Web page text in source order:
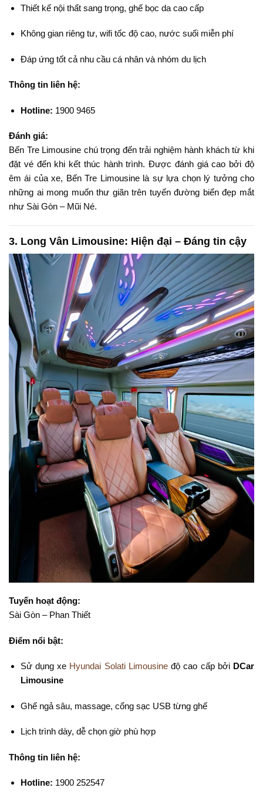
Thiết kế nội thất sang trọng, ghế bọc da cao cấp
Không gian riêng tư, wifi tốc độ cao, nước suối miễn phí
Đáp ứng tốt cả nhu cầu cá nhân và nhóm du lịch
Thông tin liên hệ:
Hotline: 1900 9465
Đánh giá:
Bến Tre Limousine chú trọng đến trải nghiệm hành khách từ khi
đặt vé đến khi kết thúc hành trình. Được đánh giá cao bởi độ
êm ái của xe, Bến Tre Limousine là sự lựa chọn lý tưởng cho
những ai mong muốn thư giãn trên tuyến đường biển đẹp mắt
như Sài Gòn – Mũi Né.
3. Long Vân Limousine: Hiện đại – Đáng tin cậy
Tuyến hoạt động:
Sài Gòn – Phan Thiết
Điểm nổi bật:
Sử dụng xe Hyundai Solati Limousineđộ cao cấp bởi DCar
Limousine
Ghế ngả sâu, massage, cổng sạc USB từng ghế
Lịch trình dày, dễ chọn giờ phù hợp
Thông tin liên hệ:
Hotline: 1900 252547